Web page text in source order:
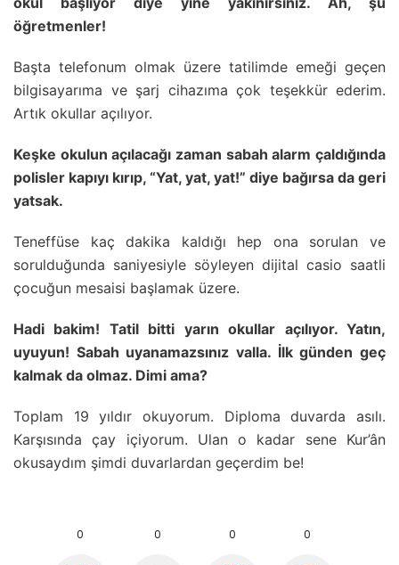
öğretmenler!
Başta telefonum olmak üzere tatilimde emeği geçen
bilgisayarıma ve şarj cihazıma çok teşekkür ederim.
Artık okullar açılıyor.
Keşke okulun açılacağı zaman sabah alarm çaldığında
polisler kapıyı kırıp, “Yat, yat, yat!” diye bağırsa da geri
yatsak.
Teneffüse kaç dakika kaldığı hep ona sorulan ve
sorulduğunda saniyesiyle söyleyen dijital casio saatli
çocuğun mesaisi başlamak üzere.
Hadi bakim! Tatil bitti yarın okullar açılıyor. Yatın,
uyuyun! Sabah uyanamazsınız valla. İlk günden geç
kalmak da olmaz. Dimi ama?
Toplam 19 yıldır okuyorum. Diploma duvarda asılı.
Karşısında çay içiyorum. Ulan o kadar sene Kur’ân
okusaydım şimdi duvarlardan geçerdim be!
0 0 0 0